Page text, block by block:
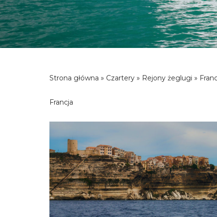
Strona główna » Czartery » Rejony żeglugi »
Francja